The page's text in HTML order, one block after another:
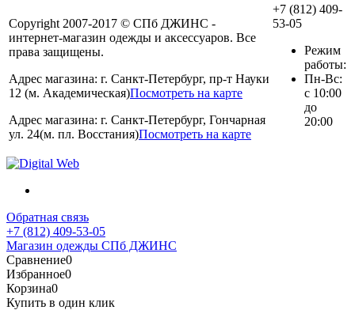
Copyright 2007-2017 © СПб ДЖИНС -
интернет-магазин одежды и аксессуаров. Все
права защищены.
Адрес магазина: г. Санкт-Петербург, пр-т Науки
12 (м. Академическая)Посмотреть на карте
Адрес магазина: г. Санкт-Петербург, Гончарная
ул. 24(м. пл. Восстания)Посмотреть на карте
+7 (812) 409-
53-05
Режим
работы:
Пн-Вс:
с 10:00
до
20:00
Обратная связь
+7 (812) 409-53-05
Магазин одежды СПб ДЖИНС
Сравнение0
Избранное0
Корзина0
Купить в один клик